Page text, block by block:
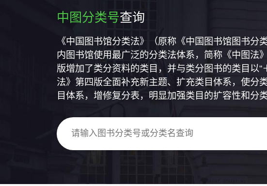
中图分类号查询
《中国图书馆分类法》（原称《中国图书馆图书
内图书馆使用最广泛的分类法体系，简称《中图法
版增加了类分资料的类目，并与类分图书的类目以
法》第四版全面补充新主题、扩充类目体系，使分
目体系，增修复分表，明显加强类目的扩容性和分